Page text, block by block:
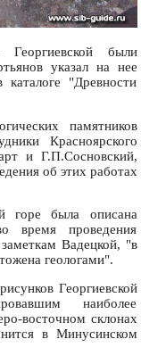
были
указал на нее
"Древности
памятников
Красноярского
и Г.П.Сосновский,
об этих работах
горе была описана
время проведения
Вадецкой, "в
геологами".
Георгиевской
наиболее
восточном склонах
в Минусинском